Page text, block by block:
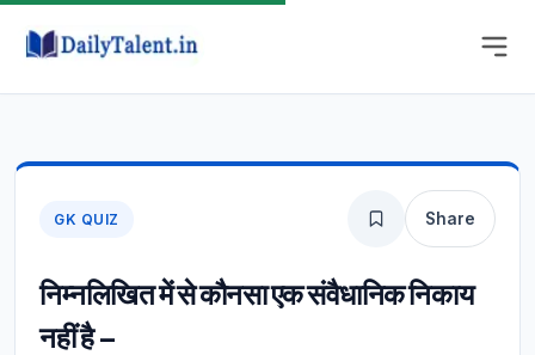
GK QUIZ Share
निम्नलिखित में से कौनसा एक संवैधानिक निकाय
नहीं है –